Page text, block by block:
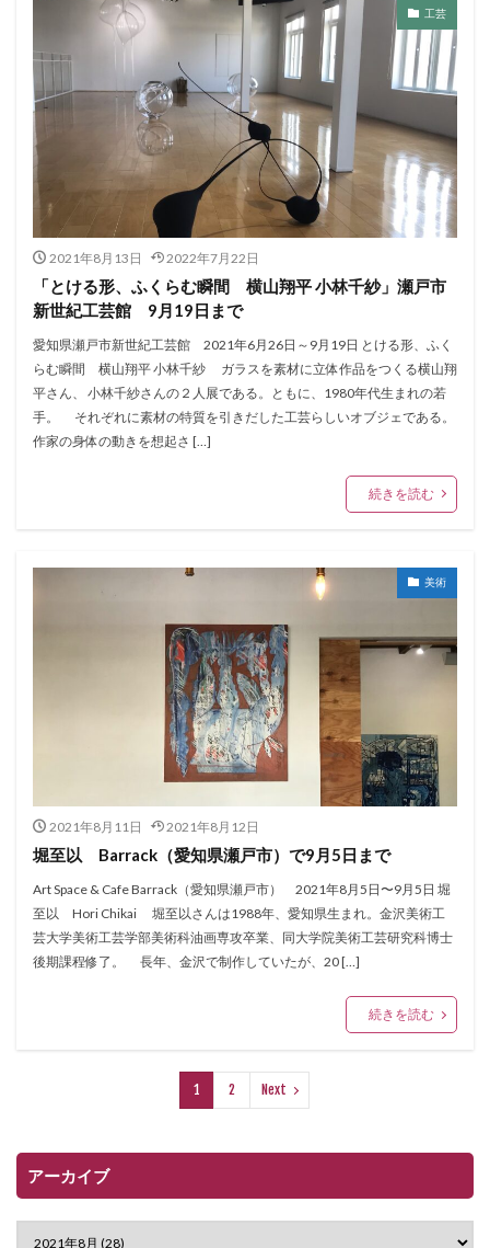
工芸
2021年8月13日 2022年7月22日
「とける形、ふくらむ瞬間 横山翔平 小林千紗」瀬戸市
新世紀工芸館 9月19日まで
愛知県瀬戸市新世紀工芸館 2021年6月26日～9月19日 とける形、ふく
らむ瞬間 横山翔平 小林千紗 ガラスを素材に立体作品をつくる横山翔
平さん、 小林千紗さんの２人展である。ともに、1980年代生まれの若
手。 それぞれに素材の特質を引きだした工芸らしいオブジェである。
作家の身体の動きを想起さ […]
続きを読む
美術
2021年8月11日 2021年8月12日
堀至以 Barrack（愛知県瀬戸市）で9月5日まで
Art Space & Cafe Barrack（愛知県瀬戸市） 2021年8月5日〜9月5日 堀
至以 Hori Chikai 堀至以さんは1988年、愛知県生まれ。金沢美術工
芸大学美術工芸学部美術科油画専攻卒業、同大学院美術工芸研究科博士
後期課程修了。 長年、金沢で制作していたが、20 […]
続きを読む
1 2 Next
アーカイブ